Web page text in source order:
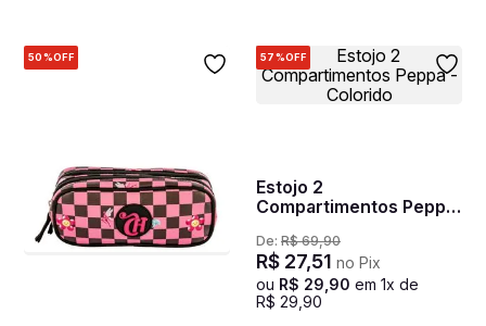
50%OFF 57%OFF
Estojo 2
Compartimentos Peppa
De: R$ 69,90
R$ 27,51 no Pix
ou R$ 29,90 em 1x de
R$ 29,90